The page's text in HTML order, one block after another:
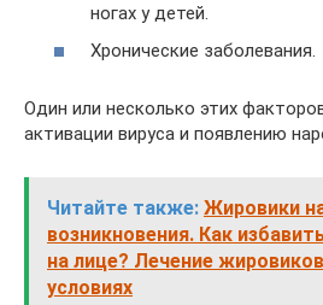
ногах у детей.
Хронические заболевания.
Один или несколько этих
активации вируса и появлению
Читайте также: Жировики
возникновения. Как
на лице? Лечение
условиях